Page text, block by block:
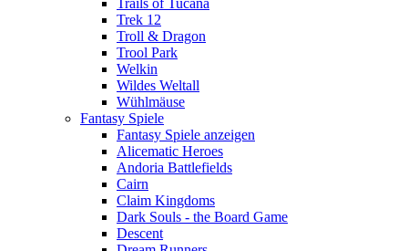
Trails of Tucana
Trek 12
Troll & Dragon
Trool Park
Welkin
Wildes Weltall
Wühlmäuse
Fantasy Spiele
Fantasy Spiele anzeigen
Alicematic Heroes
Andoria Battlefields
Cairn
Claim Kingdoms
Dark Souls - the Board Game
Descent